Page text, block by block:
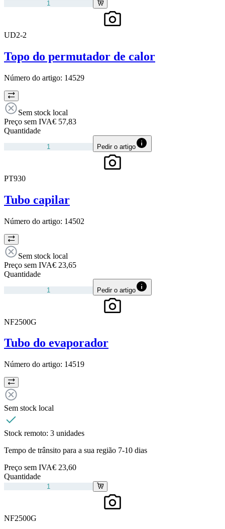
UD2-2
Topo do permutador de calor
Número do artigo: 14529
Sem stock local
Preço sem IVA€ 57,83
Quantidade
Pedir o artigo
PT930
Tubo capilar
Número do artigo: 14502
Sem stock local
Preço sem IVA€ 23,65
Quantidade
Pedir o artigo
NF2500G
Tubo do evaporador
Número do artigo: 14519
Sem stock local
Stock remoto: 3 unidades
Tempo de trânsito para a sua região 7-10 dias
Preço sem IVA€ 23,60
Quantidade
NF2500G